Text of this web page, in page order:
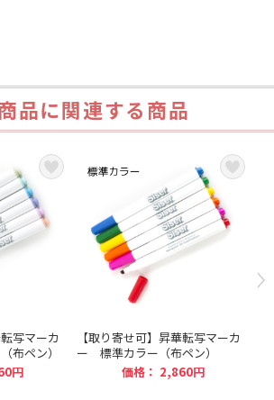
品に関連する商品
写マーカ
布ペン）
円
【取り寄せ可】昇華転写マーカ
ー 標準カラー（布ペン）
価格： 2,860円